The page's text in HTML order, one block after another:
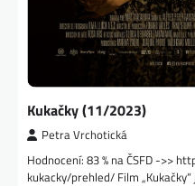
Kukačky (11/2023)
Petra Vrchotická
Hodnocení: 83 % na ČSFD ->>
kukacky/prehled/ Film